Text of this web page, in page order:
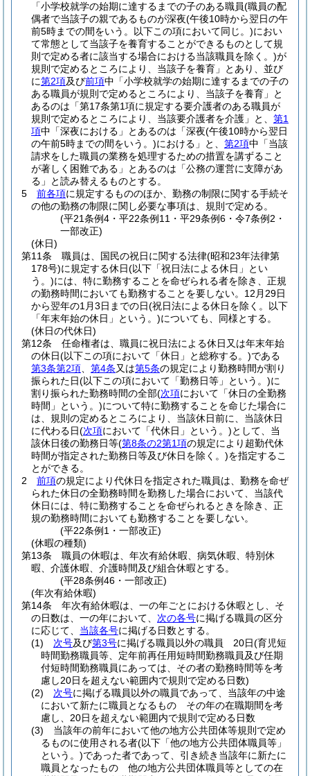
「小学校就学の始期に達するまでの子のある職員(職員の配
偶者で当該子の親であるものが深夜(午後10時から翌日の午
前5時までの間をいう。以下この項において同じ。)におい
て常態として当該子を養育することができるものとして規
則で定める者に該当する場合における当該職員を除く。)が
規則で定めるところにより、当該子を養育」とあり、並び
に第2項及び前項中「小学校就学の始期に達するまでの子の
ある職員が規則で定めるところにより、当該子を養育」と
あるのは「第17条第1項に規定する要介護者のある職員が
規則で定めるところにより、当該要介護者を介護」と、 第1
項中「深夜における」とあるのは「深夜(午後10時から翌日
の午前5時までの間をいう。)における」と、 第2項中「当該
請求をした職員の業務を処理するための措置を講ずること
が著しく困難である」とあるのは「公務の運営に支障があ
る」と読み替えるものとする。
5
前各項に規定するもののほか、勤務の制限に関する手続そ
の他の勤務の制限に関し必要な事項は、規則で定める。
(平21条例4・平22条例11・平29条例6・令7条例2・
一部改正)
(休日)
第11条
職員は、国民の祝日に関する法律(昭和23年法律第
178号)に規定する休日(以下「祝日法による休日」とい
う。)には、特に勤務することを命ぜられる者を除き、正規
の勤務時間においても勤務することを要しない。 12月29日
から翌年の1月3日までの日(祝日法による休日を除く。以下
「年末年始の休日」という。)についても、同様とする。
(休日の代休日)
第12条
任命権者は、職員に祝日法による休日又は年末年始
の休日(以下この項において「休日」と総称する。)である
第3条第2項
第4条又は第5条の規定により勤務時間が割り
振られた日(以下この項において「勤務日等」という。)に
割り振られた勤務時間の全部(次項において「休日の全勤務
時間」という。)について特に勤務することを命じた場合に
は、規則の定めるところにより、当該休日前に、当該休日
に代わる日(次項において「代休日」という。)として、当
該休日後の勤務日等(第8条の2第1項の規定により超勤代休
時間が指定された勤務日等及び休日を除く。)を指定するこ
とができる。
2
前項の規定により代休日を指定された職員は、勤務を命ぜ
られた休日の全勤務時間を勤務した場合において、当該代
休日には、特に勤務することを命ぜられるときを除き、正
規の勤務時間においても勤務することを要しない。
(平22条例1・一部改正)
(休暇の種類)
第13条
職員の休暇は、年次有給休暇、病気休暇、特別休
暇、介護休暇、介護時間及び組合休暇とする。
(平28条例46・一部改正)
(年次有給休暇)
第14条
年次有給休暇は、一の年ごとにおける休暇とし、そ
の日数は、一の年において、 次の各号に掲げる職員の区分
に応じて、 当該各号に掲げる日数とする。
(1)
次号及び第3号に掲げる職員以外の職員 20日(育児短
時間勤務職員等、定年前再任用短時間勤務職員及び任期
付短時間勤務職員にあっては、その者の勤務時間等を考
慮し20日を超えない範囲内で規則で定める日数)
(2)
次号に掲げる職員以外の職員であって、当該年の中途
において新たに職員となるもの その年の在職期間を考
慮し、20日を超えない範囲内で規則で定める日数
(3)
当該年の前年において他の地方公共団体等規則で定め
るものに使用される者(以下「他の地方公共団体職員等」
という。)であった者であって、引き続き当該年に新たに
職員となったもの 他の地方公共団体職員等としての在